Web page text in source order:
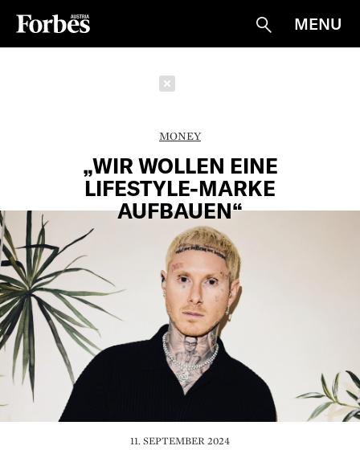
Suche
MENU
MONEY
„WIR WOLLEN EINE
LIFESTYLE-MARKE
AUFBAUEN“
11. SEPTEMBER 2024